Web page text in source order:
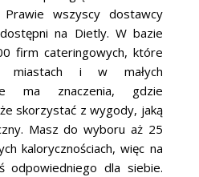
Prawie wszyscy dostawcy
na Dietly. W bazie
firm cateringowych, które
miastach i w małych
ma znaczenia, gdzie
skorzystać z wygody, jaką
Masz do wyboru aż 25
kalorycznościach, więc na
odpowiedniego dla siebie.